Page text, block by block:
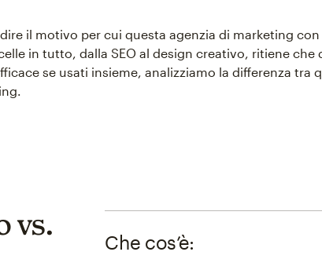
il motivo per cui questa agenzia di marketing con
in tutto, dalla SEO al design creativo, ritiene che
se usati insieme, analizziamo la differenza tra
vs.
Che cos’è: